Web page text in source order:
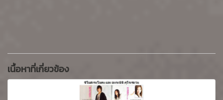
เนื้อหาที่เกี่ยวข้อง